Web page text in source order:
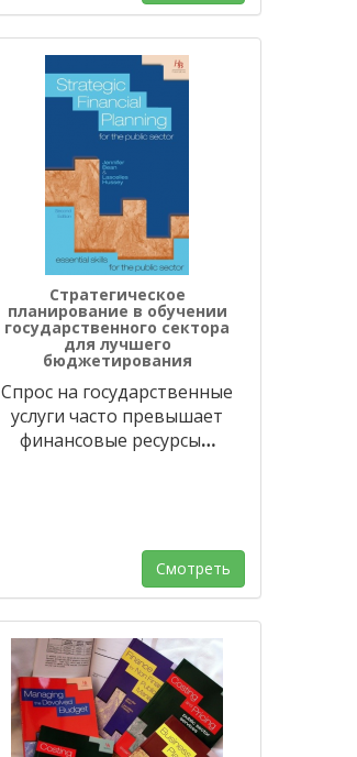
Стратегическое
планирование в обучении
государственного сектора
для лучшего
бюджетирования
Спрос на государственные
услуги часто превышает
финансовые ресурсы…
Смотреть